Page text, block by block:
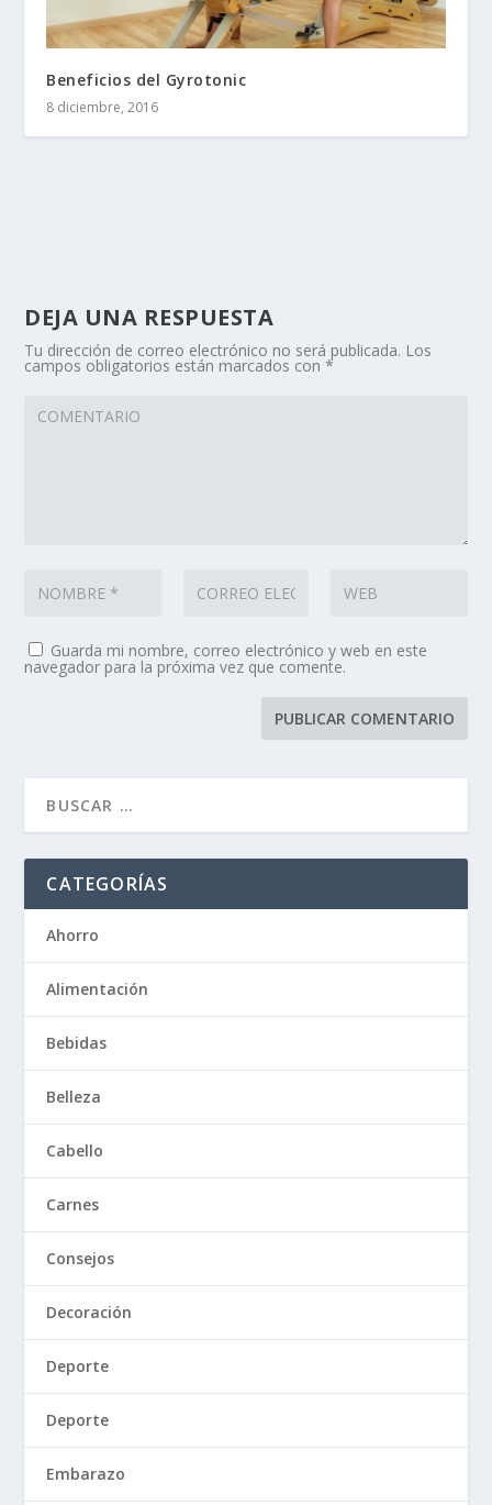
Beneficios del Gyrotonic
8 diciembre, 2016
DEJA UNA RESPUESTA
Tu dirección de correo electrónico no será publicada. Los
campos obligatorios están marcados con*
Guarda mi nombre, correo electrónico y web en este
navegador para la próxima vez que comente.
CATEGORÍAS
Ahorro
Alimentación
Bebidas
Belleza
Cabello
Carnes
Consejos
Decoración
Deporte
Deporte
Embarazo